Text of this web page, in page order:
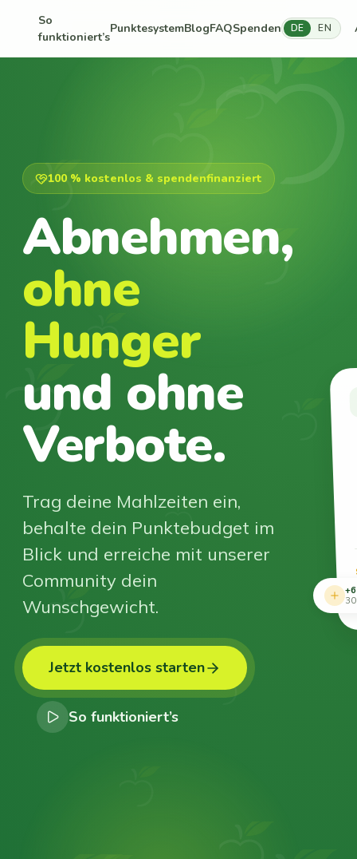
So
funktioniert’s
PunktesystemBlogFAQSpenden DE EN
100 % kostenlos & spendenfinanziert
Abnehmen,
ohne
Hunger
und ohne
Verbote.
Trag deine Mahlzeiten ein,
behalte dein Punktebudget im
Blick und erreiche mit unserer
Community dein
Wunschgewicht.
Jetzt kostenlos starten
So funktioniert’s